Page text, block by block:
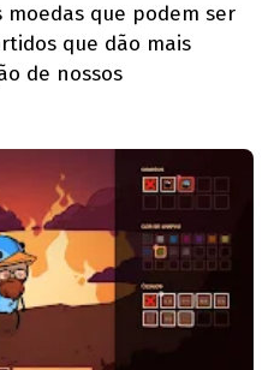
que podem ser
que dão mais
de nossos